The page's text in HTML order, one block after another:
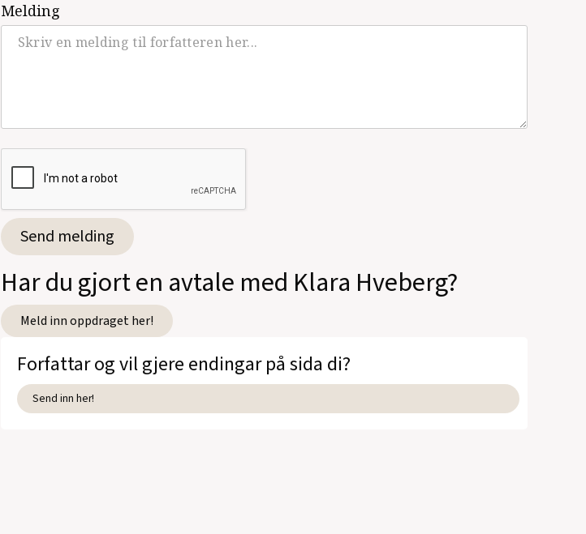
Melding
Har du gjort en avtale med Klara Hveberg?
Meld inn oppdraget her!
Forfattar og vil gjere endingar på sida di?
Send inn her!